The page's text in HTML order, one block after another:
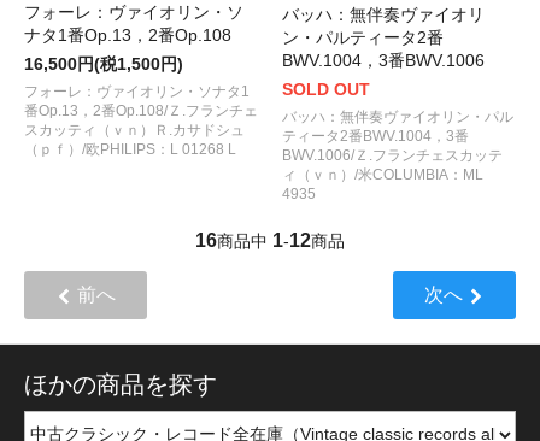
フォーレ：ヴァイオリン・ソ
ナタ1番Op.13，2番Op.108
16,500円(税1,500円)
フォーレ：ヴァイオリン・ソナタ1
番Op.13，2番Op.108/Ｚ.フランチェ
スカッティ（ｖｎ）Ｒ.カサドシュ
（ｐｆ）/欧PHILIPS：L 01268 L
バッハ：無伴奏ヴァイオリ
ン・パルティータ2番
BWV.1004，3番BWV.1006
SOLD OUT
バッハ：無伴奏ヴァイオリン・パル
ティータ2番BWV.1004，3番
BWV.1006/Ｚ.フランチェスカッテ
ィ（ｖｎ）/米COLUMBIA：ML
4935
16商品中 1-12商品
前へ 次へ
ほかの商品を探す